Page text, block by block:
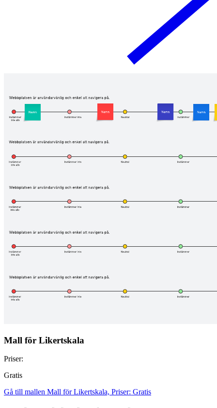
Mall för Likertskala
Priser:
Gratis
Gå till mallen Mall för Likertskala, Priser: Gratis